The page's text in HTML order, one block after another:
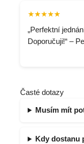
★★★★★
„Perfektní
Doporučuji!“ –
Časté dotazy
Musím mít
Kdy dostanu